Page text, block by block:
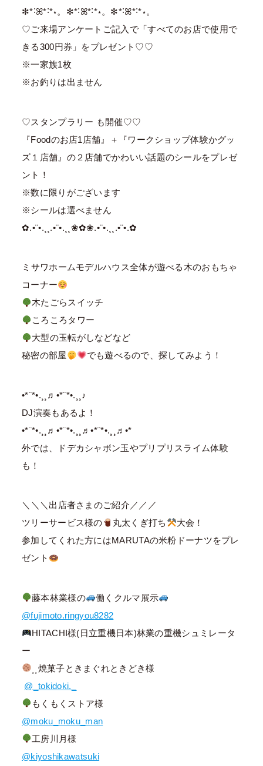
✻*˸ꕤ*˸*⋆。✻*˸ꕤ*˸*⋆。✻*˸ꕤ*˸*⋆。
♡ご来場アンケートご記入で「すべてのお店で使用で
きる300円券」をプレゼント♡♡
※一家族1枚
※お釣りは出ません
♡スタンプラリー も開催♡♡
『Foodのお店1店舗』＋『ワークショップ体験かグッ
ズ１店舗』の２店舗でかわいい話題のシールをプレゼ
ント！
※数に限りがございます
※シールは選べません
✿.•¨•.¸¸.•¨•.¸¸❀✿❀.•¨•.¸¸.•¨•.✿
⁡ミサワホームモデルハウス全体が遊べる木のおもちゃ
コーナー
木たごらスイッチ
ころころタワー
大型の玉転がしなどなど
秘密の部屋
でも遊べるので、探してみよう！
•*¨*•.¸¸♬•*¨*•.¸¸♪
DJ演奏もあるよ！
•*¨*•.¸¸♬︎•*¨*•.¸¸♬︎•*¨*•.¸¸♬︎•*
外では、ドデカシャボン玉やプリプリスライム体験
も！
⁡＼＼＼出店者さまのご紹介／／／
ツリーサービス様の
丸太くぎ打ち
大会！
参加してくれた方にはMARUTAの米粉ドーナツをプレ
ゼント
藤本林業様の
働くクルマ展示
@fujimoto.ringyou8282
HITACHI様(日立重機日本)林業の重機シュミレータ
ー
⸒⸒焼菓子ときまぐれときどき様
@_tokidoki._
もくもくストア様
@moku_moku_man
工房川月様
@kiyoshikawatsuki